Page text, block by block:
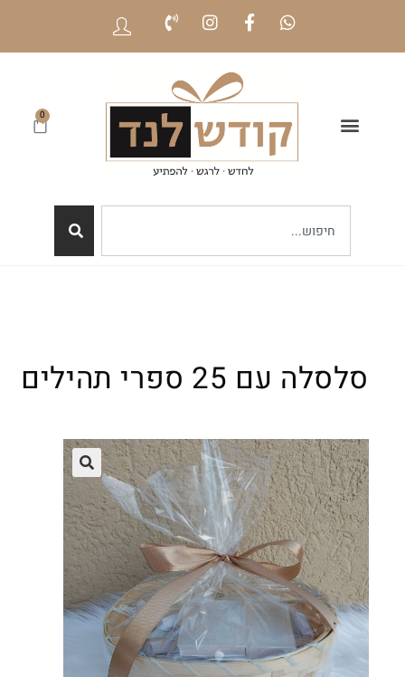
0
סלסלה עם 25 ספרי תהילים